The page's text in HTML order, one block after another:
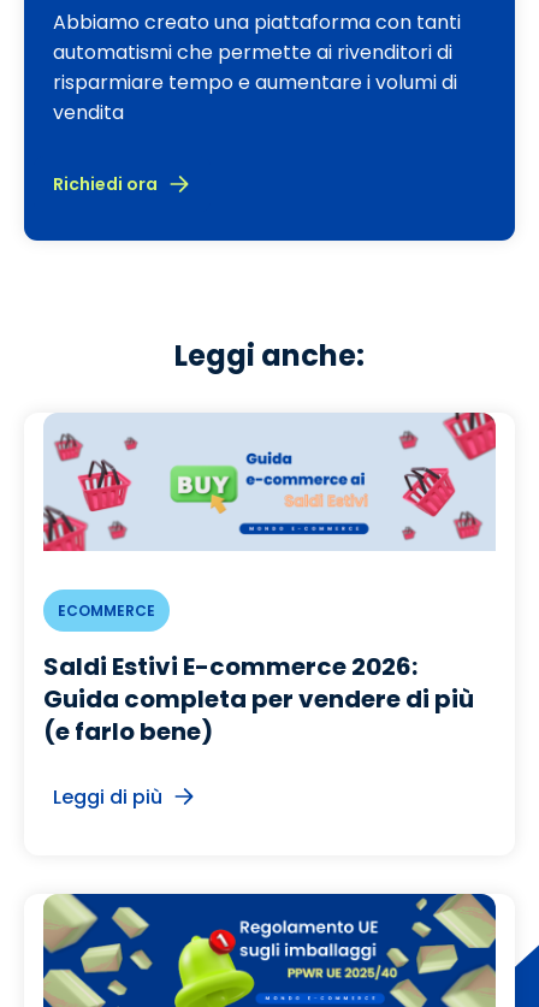
Abbiamo creato una piattaforma con tanti
automatismi che permette ai rivenditori di
risparmiare tempo e aumentare i volumi di
vendita
Richiedi ora
Leggi anche:
ECOMMERCE
Saldi Estivi E-commerce 2026:
Guida completa per vendere di più
(e farlo bene)
Leggi di più